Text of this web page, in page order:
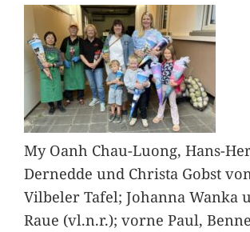
My Oanh Chau-Luong, Hans-
Dernedde und Christa Gobst
Vilbeler Tafel; Johanna Wanka
Raue (vl.n.r.); vorne Paul,